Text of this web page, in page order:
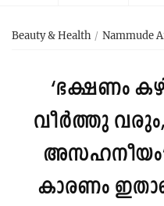
Beauty & Health Nammude
‘ഭക്ഷണം
വീർത്തു
അസഹനീയം’;
കാരണം